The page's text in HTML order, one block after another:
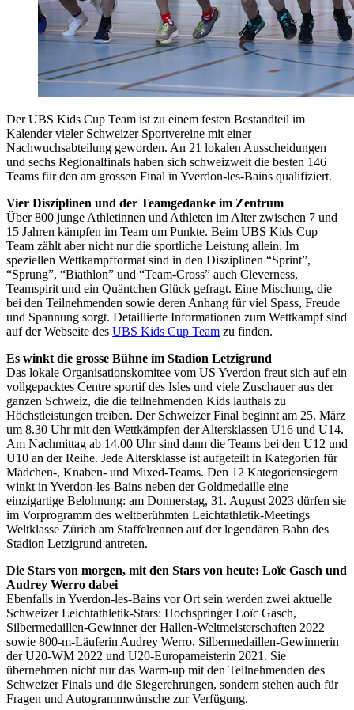
Der UBS Kids Cup Team ist zu einem festen Bestandteil im
Kalender vieler Schweizer Sportvereine mit einer
Nachwuchsabteilung geworden. An 21 lokalen Ausscheidungen
und sechs Regionalfinals haben sich schweizweit die besten 146
Teams für den am grossen Final in Yverdon-les-Bains qualifiziert.
Vier Disziplinen und der Teamgedanke im Zentrum
Über 800 junge Athletinnen und Athleten im Alter zwischen 7 und
15 Jahren kämpfen im Team um Punkte. Beim UBS Kids Cup
Team zählt aber nicht nur die sportliche Leistung allein. Im
speziellen Wettkampfformat sind in den Disziplinen “Sprint”,
“Sprung”, “Biathlon” und “Team-Cross” auch Cleverness,
Teamspirit und ein Quäntchen Glück gefragt. Eine Mischung, die
bei den Teilnehmenden sowie deren Anhang für viel Spass, Freude
und Spannung sorgt. Detaillierte Informationen zum Wettkampf sind
auf der Webseite des UBS Kids Cup Team zu finden.
Es winkt die grosse Bühne im Stadion Letzigrund
Das lokale Organisationskomitee vom US Yverdon freut sich auf ein
vollgepacktes Centre sportif des Isles und viele Zuschauer aus der
ganzen Schweiz, die die teilnehmenden Kids lauthals zu
Höchstleistungen treiben. Der Schweizer Final beginnt am 25. März
um 8.30 Uhr mit den Wettkämpfen der Altersklassen U16 und U14.
Am Nachmittag ab 14.00 Uhr sind dann die Teams bei den U12 und
U10 an der Reihe. Jede Altersklasse ist aufgeteilt in Kategorien für
Mädchen-, Knaben- und Mixed-Teams. Den 12 Kategoriensiegern
winkt in Yverdon-les-Bains neben der Goldmedaille eine
einzigartige Belohnung: am Donnerstag, 31. August 2023 dürfen sie
im Vorprogramm des weltberühmten Leichtathletik-Meetings
Weltklasse Zürich am Staffelrennen auf der legendären Bahn des
Stadion Letzigrund antreten.
Die Stars von morgen, mit den Stars von heute: Loïc Gasch und
Audrey Werro dabei
Ebenfalls in Yverdon-les-Bains vor Ort sein werden zwei aktuelle
Schweizer Leichtathletik-Stars: Hochspringer Loïc Gasch,
Silbermedaillen-Gewinner der Hallen-Weltmeisterschaften 2022
sowie 800-m-Läuferin Audrey Werro, Silbermedaillen-Gewinnerin
der U20-WM 2022 und U20-Europameisterin 2021. Sie
übernehmen nicht nur das Warm-up mit den Teilnehmenden des
Schweizer Finals und die Siegerehrungen, sondern stehen auch für
Fragen und Autogrammwünsche zur Verfügung.